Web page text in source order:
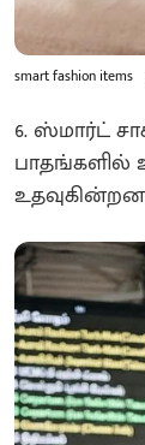
smart fashion items
6. ஸ்மார்ட்
பாதங்களில்